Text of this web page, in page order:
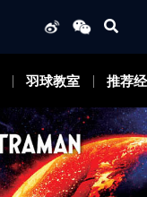
羽球教室 推荐